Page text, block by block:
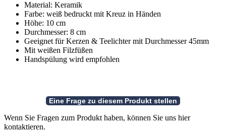
Material: Keramik
Farbe: weiß bedruckt mit Kreuz in Händen
Höhe: 10 cm
Durchmesser: 8 cm
Geeignet für Kerzen & Teelichter mit Durchmesser 45mm
Mit weißen Filzfüßen
Handspülung wird empfohlen
Wenn Sie Fragen zum Produkt haben, können Sie uns hier
kontaktieren.